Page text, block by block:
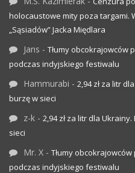
holocaustowe mity poza targami.
„Sąsiadów” Jacka Międlara
Jans - Tłumy obcokrajowców
podczas indyjskiego festiwalu
Hammurabi - 2,94 zł za litr
burzę w sieci
z-k - 2,94 zł za litr dla
sieci
Mr. X - Tłumy
podczas indyjskiego festiwalu